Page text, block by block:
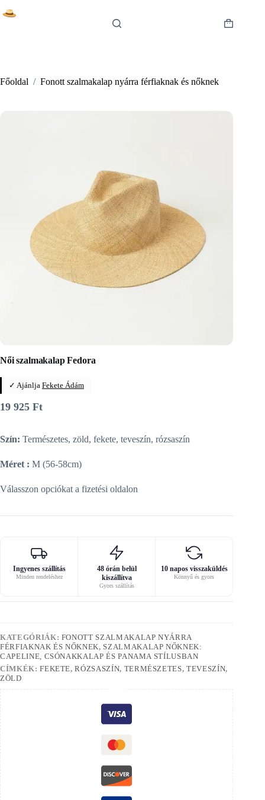
to
Shopping
Főoldal / Fonott szalmakalap nyárra férfiaknak és nőknek
Női szalmakalap Fedora
✓ Ajánlja Fekete Ádám
19 925 Ft
Szín: Természetes, zöld, fekete, teveszín, rózsaszín
Méret : M (56-58cm)
Válasszon opciókat a fizetési oldalon
Ingyenes szállítás
Minden rendeléshez
48 órán belül
kiszállítva
Gyors szállítás
10 napos visszaküldés
Könnyű és gyors
KATEGÓRIÁK: FONOTT SZALMAKALAP NYÁRRA
FÉRFIAKNAK ÉS NŐKNEK, SZALMAKALAP NŐKNEK:
CAPELINE, CSÓNAKKALAP ÉS PANAMA STÍLUSBAN
CÍMKÉK:FEKETE,RÓZSASZÍN, TERMÉSZETES,TEVESZÍN,
ZÖLD